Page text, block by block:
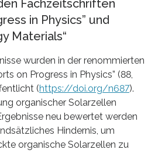
Fachzeitschriften
in Physics” und
Materials“
wurden in der renommierten
on Progress in Physics” (88,
(https://doi.org/n687).
organischer Solarzellen
neu bewertet werden
Hindernis, um
organische Solarzellen zu